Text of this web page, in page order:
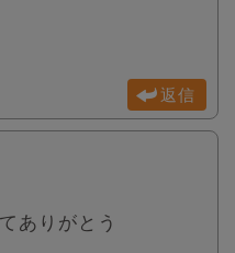
返信
ありがとう